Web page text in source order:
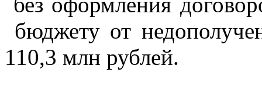
бюджету от
110,3 млн рублей.